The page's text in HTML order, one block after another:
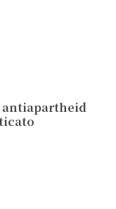
antiapartheid